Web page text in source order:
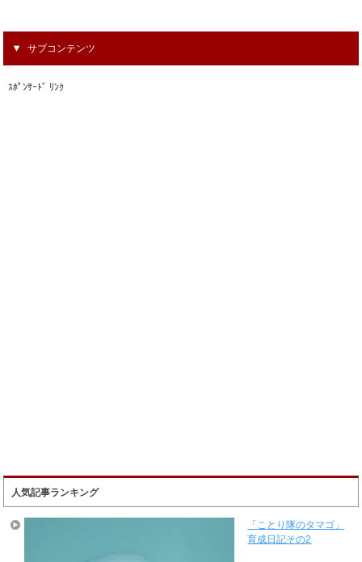
サブコンテンツ
ｽﾎﾟﾝｻｰﾄﾞ ﾘﾝｸ
人気記事ランキング
「ことり隊のタマゴ」
育成日記その2